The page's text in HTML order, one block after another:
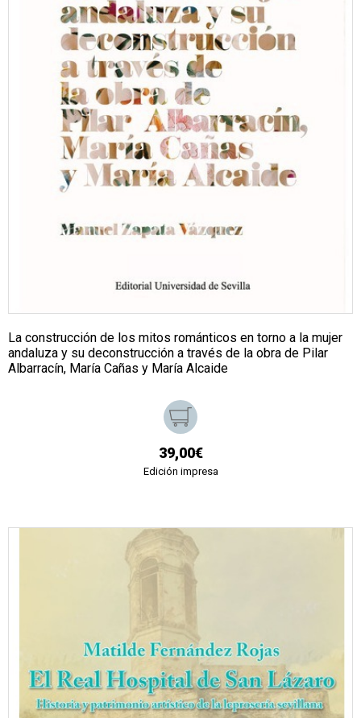
La construcción de los mitos románticos en torno a la mujer
andaluza y su deconstrucción a través de la obra de Pilar
Albarracín, María Cañas y María Alcaide
39,00€
Edición impresa